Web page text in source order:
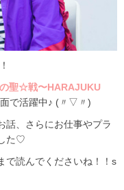
聖☆戦〜HARAJUKU
で活躍中♪ (〃▽〃)
話、さらにお仕事やプラ
た♡
で読んでくださいね！！s